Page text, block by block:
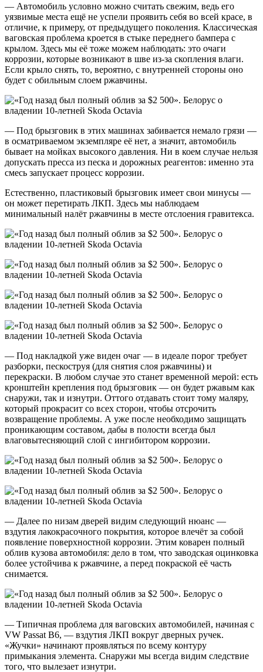
— Автомобиль условно можно считать свежим, ведь его
уязвимые места ещё не успели проявить себя во всей красе, в
отличие, к примеру, от предыдущего поколения. Классическая
ваговская проблема кроется в стыке переднего бампера с
крылом. Здесь мы её тоже можем наблюдать: это очаги
коррозии, которые возникают в шве из-за скопления влаги.
Если крыло снять, то, вероятно, с внутренней стороны оно
будет с обильным слоем ржавчины.
— Под брызговик в этих машинах забивается немало грязи —
в осматриваемом экземпляре её нет, а значит, автомобиль
бывает на мойках высокого давления. Ни в коем случае нельзя
допускать пресса из песка и дорожных реагентов: именно эта
смесь запускает процесс коррозии.
Естественно, пластиковый брызговик имеет свои минусы —
он может перетирать ЛКП. Здесь мы наблюдаем
минимальный налёт ржавчины в месте отслоения гравитекса.
— Под накладкой уже виден очаг — в идеале порог требует
разборки, пескоструя (для снятия слоя ржавчины) и
перекраски. В любом случае это станет временной мерой: есть
кронштейн крепления под брызговик — он будет ржавым как
снаружи, так и изнутри. Оттого отдавать стоит тому маляру,
который прокрасит со всех сторон, чтобы отсрочить
возвращение проблемы. А уже после необходимо защищать
проникающим составом, дабы в полости всегда был
влаговытесняющий слой с ингибитором коррозии.
— Далее по низам дверей видим следующий нюанс —
вздутия лакокрасочного покрытия, которое влечёт за собой
появление поверхностной коррозии. Этим коварен полный
облив кузова автомобиля: дело в том, что заводская оцинковка
более устойчива к ржавчине, а перед покраской её часть
снимается.
— Типичная проблема для ваговских автомобилей, начиная с
VW Passat B6, — вздутия ЛКП вокруг дверных ручек.
«Жучки» начинают проявляться по всему контуру
примыкания элемента. Снаружи мы всегда видим следствие
того, что вылезает изнутри.